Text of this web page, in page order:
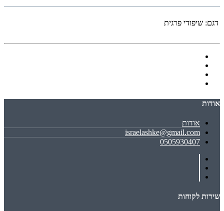
דגם: שיפודי פרגית
אודות
אודות
israelashke@gmail.com
0505930407
שירות לקוחות